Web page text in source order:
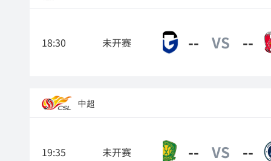
18:30 未开赛大阪钢巴 -- VS --
中超
19:35 未开赛
北京国安 -- VS --